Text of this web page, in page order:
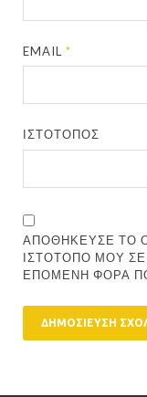
EMAIL*
ΙΣΤΌΤΟΠΟΣ
ΑΠΟΘΉΚΕΥΣΕ ΤΟ
ΙΣΤΌΤΟΠΟ ΜΟΥ
ΕΠΌΜΕΝΗ ΦΟΡΆ